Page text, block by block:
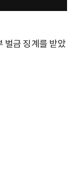
벌금 징계를 받았